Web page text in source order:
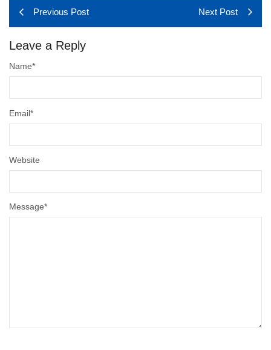
Previous Post Next Post
Leave a Reply
Message*
Name*
Email*
Website